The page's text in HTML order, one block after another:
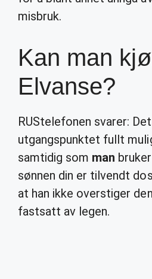
misbruk.
Kan man
Elvanse?
RUStelefonen svarer:
utgangspunktet fullt
samtidig som man bruker
sønnen din er tilvendt
at han ikke overstiger
fastsatt av legen.